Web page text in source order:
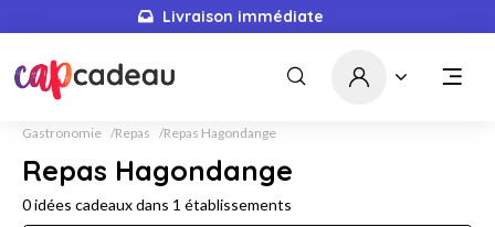
Livraison immédiate
Gastronomie Repas Repas Hagondange
Repas Hagondange
0idées cadeaux dans 1 établissements